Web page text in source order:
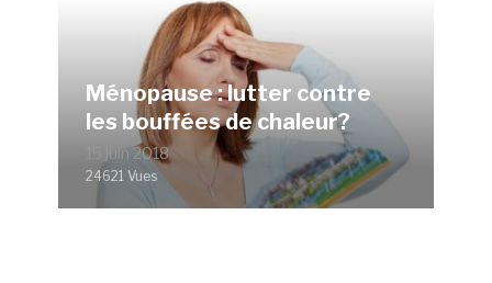
Ménopause : lutter contre
les bouffées de chaleur?
15 juin 2018
24621 Vues